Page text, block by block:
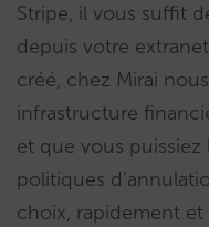
Stripe, il vous suffit
depuis votre
créé, chez Mirai
infrastructure
et que vous puissiez
politiques
choix, rapidement et